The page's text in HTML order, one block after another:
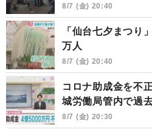
8/7 (金) 20:40
「仙台七夕まつり
万人
8/7 (金) 20:40
コロナ助成金を
城労働局管内で過
8/7 (金) 20:30